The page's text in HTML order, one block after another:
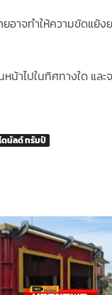
าจทำให้ความขัดแย้
าไปในทิศทางใด แ
ดนัลด์ ทรัมป์